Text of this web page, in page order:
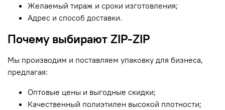
Желаемый тираж и сроки изготовления;
Адрес и способ доставки.
Почему выбирают ZIP-ZIP
Мы производим и поставляем упаковку для бизнеса,
предлагая:
Оптовые цены и выгодные скидки;
Качественный полиэтилен высокой плотности;